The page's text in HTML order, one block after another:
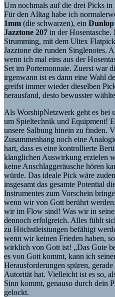
Um nochmals auf die drei Picks in
Für den Alltag habe ich
1mm (die schwarzen), ein Dunlop
Jazztone 207 in der
Strumming, mit dem Ultex
Jazztone die runden Singlenotes.
wenn ich mal eins aus der
Set im Portemonnaie. Zuerst war
irgenwann ist es dann eine Wahl
greifst immer wieder dieselben
herausfand, desto bewusster
Als WorshipNetzwerk geht es bei
um Spieltechnik und Equipment!
unsere Salbung hinein zu finden.
Zusammenhang noch eine
hart, dass es eine kontrollierte
klanglichen Auswirkung erzielen
keine Anschlaggeräusche hören
würde. Das ideale Pick wäre
insgesamt das gesamte Potential
Instrumentes zum Vorschein
wenn wir von Gott berührt
wir im Flow sind! Was wir in
dennoch erfolgreich. Alles fühlt
zu Höchstleistungen befähigt
wenn wir keinen Frieden haben,
wirklich von Gott ist! „Das Gute
es von Gott kommt, kann ich
Herausforderungen spüren,
Autorität hat. Vielleicht ist es so,
Sinn kommt, genauso durch dein
gelockt.